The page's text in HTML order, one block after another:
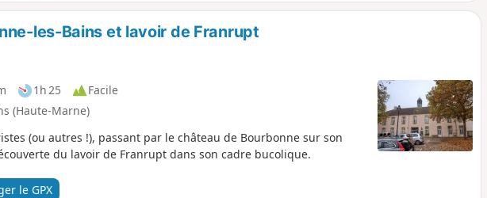
les-Bains et lavoir de Franrupt
1h 25
Facile
(Haute-Marne)
(ou autres !), passant par le château de Bourbonne sur son
du lavoir de Franrupt dans son cadre bucolique.
le GPX